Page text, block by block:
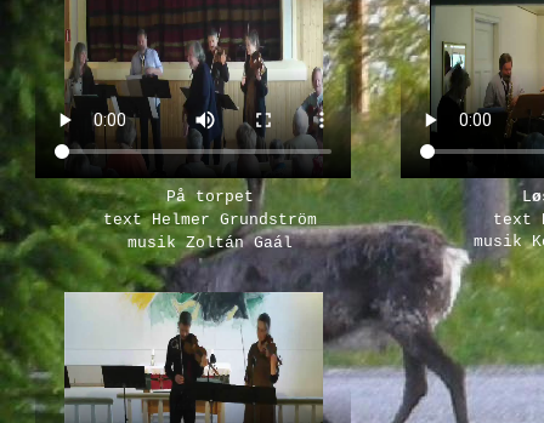
På torpet
text Helmer Grundström
musik Zoltán Gaál
Lø
text
musik